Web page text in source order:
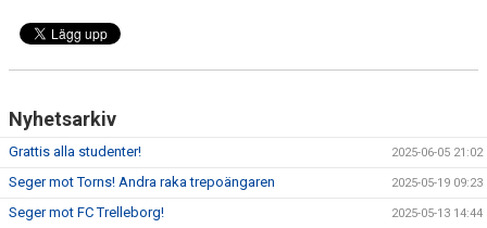
Nyhetsarkiv
Grattis alla studenter! 2025-06-05 21:02
Seger mot Torns! Andra raka trepoängaren 2025-05-19 09:23
Seger mot FC Trelleborg! 2025-05-13 14:44